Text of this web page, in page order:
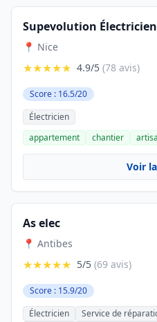
Supevolution Électricien
📍 Nice
★★★★★ 4.9/5 (78 avis)
Score : 16.5/20
Électricien
appartement
chantier
Voir
As elec
📍 Antibes
★★★★★ 5/5 (69 avis)
Score : 15.9/20
Électricien
Service de